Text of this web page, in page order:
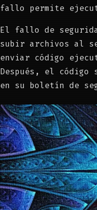
fallo permite
El fallo de
subir archivos al
enviar código
Después, el código
en su boletín de